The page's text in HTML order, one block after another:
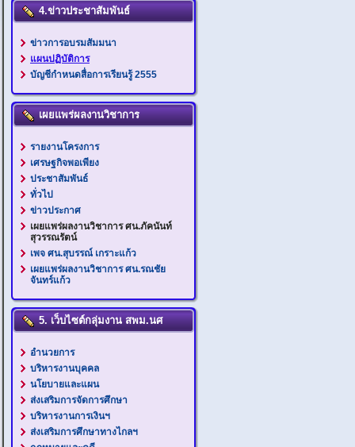
4.ข่าวประชาสัมพันธ์
ข่าวการอบรมสัมมนา
แผนปฏิบัติการ
บัญชีกำหนดสื่อการเรียนรู้ 2555
เผยแพร่ผลงานวิชาการ
รายงานโครงการ
เศรษฐกิจพอเพียง
ประชาสัมพันธ์
ทั่วไป
ข่าวประกาศ
เผยแพร่ผลงานวิชาการ ศน.ภัคนันท์
สุวรรณรัตน์
เพจ ศน.สุบรรณ์ เกราะแก้ว
เผยแพร่ผลงานวิชาการ ศน.รณชัย
จันทร์แก้ว
5. เว็บไซต์กลุ่มงาน สพม.นศ
อำนวยการ
บริหารงานบุคคล
นโยบายและแผน
ส่งเสริมการจัดการศึกษา
บริหารงานการเงินฯ
ส่งเสริมการศึกษาทางไกลฯ